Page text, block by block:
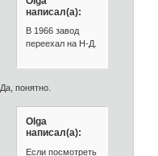
написал(а):
В 1966 завод
переехал на Н-Д.
Да, понятно.
Olga
написал(а):
Если посмотреть